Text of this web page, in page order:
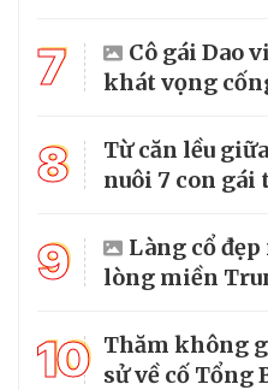
7
Cô gái Dao
khát vọng
8
Từ căn lều
nuôi 7 con gái
9
Làng cổ
lòng miền
10 Thăm không
sử về cố